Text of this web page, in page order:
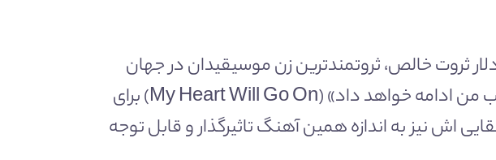
ثروتمند جهان، سلین دیون با ۸۰۰ میلیون دلار ثروت خالص، ثروتمندترین زن موسیقیدان در جهان
است. اگر چه همه دیون را به خاطر آهنگ و صدای ماندگارش در آهنگ «قلب من ادامه خواهد داد» (My Heart Will Go On) برای
و آثار موسیقایی اش نیز به اندازه همین آهنگ تاثیرگذار و قابل توجه